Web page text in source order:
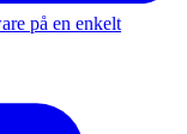
på en enkelt